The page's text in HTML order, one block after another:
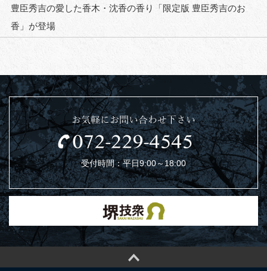
豊臣秀吉の愛した香木・沈香の香り「限定版 豊臣秀吉のお
香」が登場
お気軽にお問い合わせ下さい
受付時間：平日9:00～18:00